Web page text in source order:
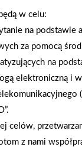
jest tak
inicjatywę
i entuzjazmem
nie tylko
dotrzeć do szkoły
w celu:
na podstawie
za pomocą
na
elektroniczną i
celów,
z nami